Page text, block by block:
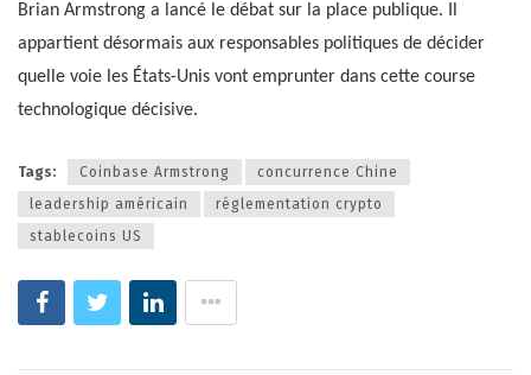
Brian Armstrong a lancé le débat sur la place publique. Il
appartient désormais aux responsables politiques de décider
quelle voie les États-Unis vont emprunter dans cette course
technologique décisive.
Tags: Coinbase Armstrong
concurrence Chine
leadership américain
réglementation crypto
stablecoins US